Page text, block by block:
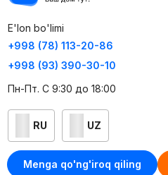
Menga qo'ng'iroq qiling
E'lon bo'limi
+998 (78) 113-20-86
+998 (93) 390-30-10
Пн-Пт. С 9:30 до 18:00
RU UZ
Kontaktlar